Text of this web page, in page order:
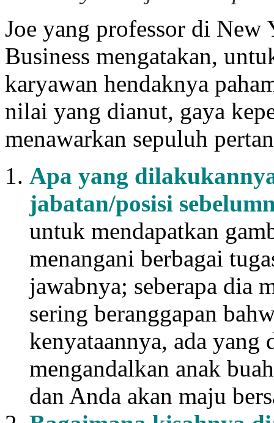
Joe yang professor di
Business mengatakan,
karyawan hendaknya
nilai yang dianut, gaya
menawarkan sepuluh
Apa yang
jabatan/posisi
untuk mendapatkan
menangani berbagai
jawabnya; seberapa dia
sering beranggapan
kenyataannya, ada yang
mengandalkan anak
dan Anda akan maju